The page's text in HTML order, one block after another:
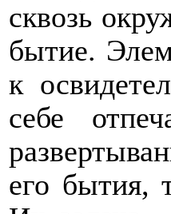
сквозь
бытие.
к
себе
его бытия,